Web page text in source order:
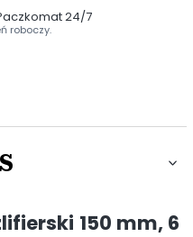
24/7
roboczy.
150 mm, 6